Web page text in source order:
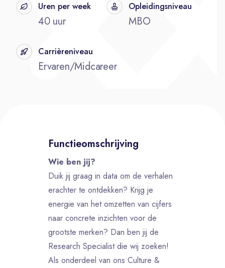
Uren per week
40 uur
Opleidingsniveau
MBO
Carrièreniveau
Ervaren/Midcareer
Functieomschrijving
Wie ben jij?
Duik jij graag in data om de verhalen
erachter te ontdekken? Krijg je
energie van het omzetten van cijfers
naar concrete inzichten voor de
grootste merken? Dan ben jij de
Research Specialist die wij zoeken!
Als onderdeel van ons Culture &